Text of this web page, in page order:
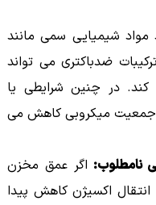
مواد شیمیایی سمی مانند
ضدباکتری می تواند
کند. در چنین شرایطی یا
جمعیت میکروبی کاهش می
نامطلوب: اگر عمق مخزن
انتقال اکسیژن کاهش پیدا